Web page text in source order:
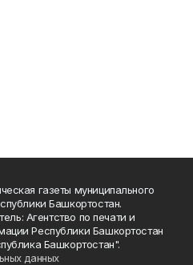
газеты муниципального
Башкортостан.
Агентство по печати и
Республики Башкортостан
Башкортостан".
данных